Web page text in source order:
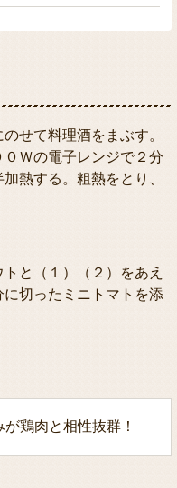
せて料理酒をまぶす。
Ｗの電子レンジで２分
熱する。粗熱をとり、
と（１）（２）をあえ
切ったミニトマトを添
鶏肉と相性抜群！